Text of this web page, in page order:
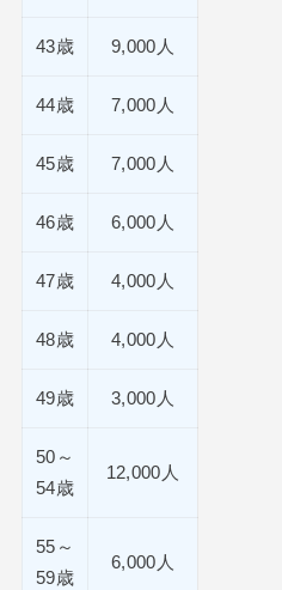
43歳 9,000人
44歳 7,000人
45歳 7,000人
46歳 6,000人
47歳 4,000人
48歳 4,000人
49歳 3,000人
50～
54歳
12,000人
55～
59歳
6,000人